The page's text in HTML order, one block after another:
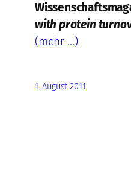
with protein
(mehr …)
1. August 2011